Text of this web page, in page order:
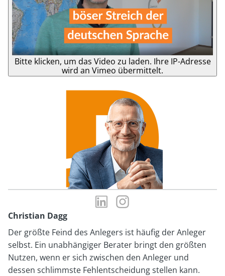
Bitte klicken, um das Video zu laden. Ihre IP-Adresse
wird an Vimeo übermittelt.
LinkedIn-
Profil
Christian
Dagg
Christian
Dagg
Christian Dagg
Der größte Feind des Anlegers ist häufig der Anleger
selbst. Ein unabhängiger Berater bringt den größten
Nutzen, wenn er sich zwischen den Anleger und
dessen schlimmste Fehlentscheidung stellen kann.